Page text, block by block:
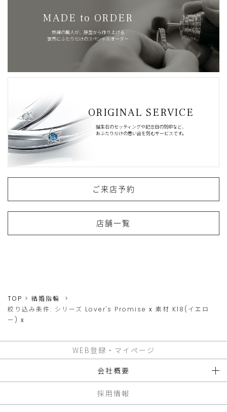
MADE to ORDER
熟練の職人が、原型から作り上げる
世界にふたりだけのスペシャルオーダー
ORIGINAL SERVICE
誕生石のセッティングや記念日の刻印など、
おふたりだけの思い出を刻むサービスです。
ご来店予約
店舗一覧
TOP
結婚指輪
絞り込み条件: シリーズ Lover's Promise x 素材 K18(イエロ
ー) x
WEB登録・マイページ
会社概要
採用情報